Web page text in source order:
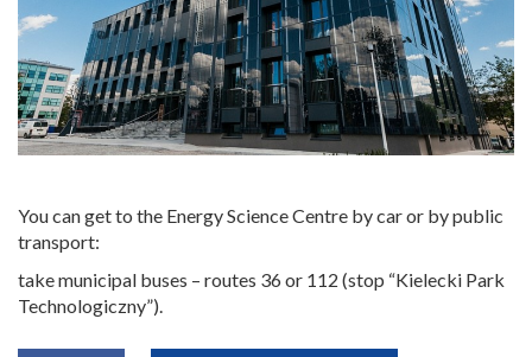
You can get to the Energy Science Centre by car or by public
transport:
take municipal buses – routes 36 or 112 (stop “Kielecki Park
Technologiczny”).